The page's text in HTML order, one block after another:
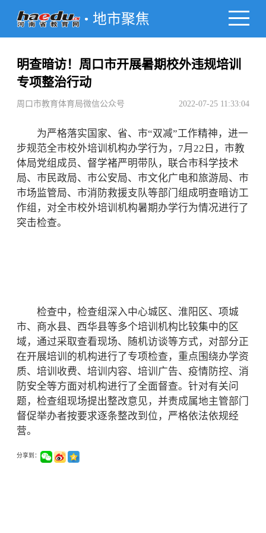
地市聚焦
明查暗访！周口市开展暑期校外违规培训
专项整治行动
周口市教育体育局微信公众号 2022-07-25 11:33:04
为严格落实国家、省、市“双减”工作精神，进一
步规范全市校外培训机构办学行为，7月22日，市教
体局党组成员、督学褚严明带队，联合市科学技术
局、市民政局、市公安局、市文化广电和旅游局、市
市场监管局、市消防救援支队等部门组成明查暗访工
作组，对全市校外培训机构暑期办学行为情况进行了
突击检查。
检查中，检查组深入中心城区、淮阳区、项城
市、商水县、西华县等多个培训机构比较集中的区
域，通过采取查看现场、随机访谈等方式，对部分正
在开展培训的机构进行了专项检查，重点围绕办学资
质、培训收费、培训内容、培训广告、疫情防控、消
防安全等方面对机构进行了全面督查。针对有关问
题，检查组现场提出整改意见，并责成属地主管部门
督促举办者按要求逐条整改到位，严格依法依规经
营。
分享到：